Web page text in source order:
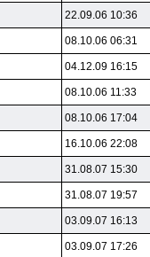
22.09.06 10:36
08.10.06 06:31
04.12.09 16:15
08.10.06 11:33
08.10.06 17:04
16.10.06 22:08
31.08.07 15:30
31.08.07 19:57
03.09.07 16:13
03.09.07 17:26